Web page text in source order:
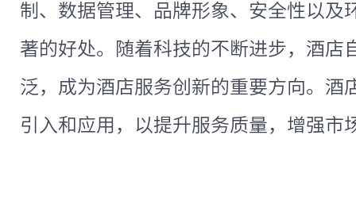
制、数据管理、品牌形象、安全性以及
著的好处。随着科技的不断进步，酒店
泛，成为酒店服务创新的重要方向。酒
引入和应用，以提升服务质量，增强市